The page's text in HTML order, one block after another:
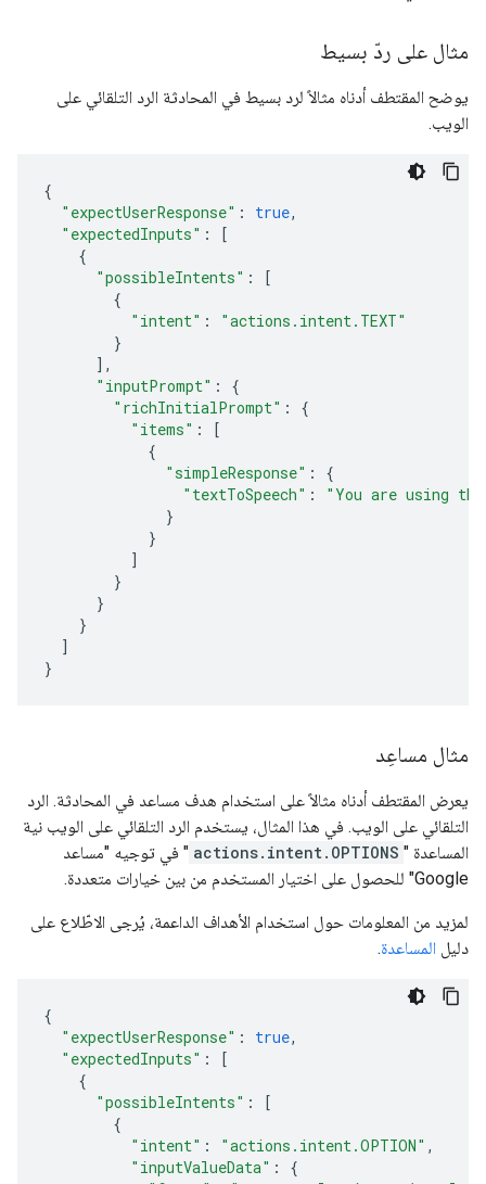
مثال على ردّ بسيط
يوضح المقتطف أدناه مثالاً لرد بسيط في المحادثة الرد التلقائي على
الويب.
{
"expectUserResponse" : true,
"expectedInputs" :
[
{
"possibleIntents" :
[
{
"intent" :
"actions.intent.TEXT"
}
],
"inputPrompt" :
{
"richInitialPrompt" :
{
"items" :
[
{
"simpleResponse" :
{
"textToSpeech" :
"You are using
}
}
]
}
}
}
]
}
مثال مساعِد
يعرض المقتطف أدناه مثالاً على استخدام هدف مساعد في المحادثة. الرد
التلقائي على الويب. في هذا المثال، يستخدم الرد التلقائي على الويب نية
المساعدة " actions.intent.OPTIONS " في توجيه "مساعد
Google" للحصول على اختيار المستخدم من بين خيارات متعددة.
لمزيد من المعلومات حول استخدام الأهداف الداعمة، يُرجى الاطّلاع على
دليل المساعدة.
{
"expectUserResponse" : true,
"expectedInputs" :
[
{
"possibleIntents" :
[
{
"intent" : "actions.intent.OPTION" ,
"inputValueData" :
{